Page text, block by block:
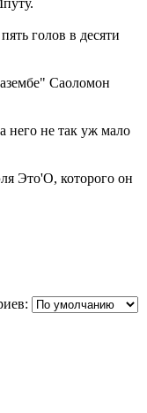
голов в десяти
Саоломон
него не так уж мало
Это'О, которого он